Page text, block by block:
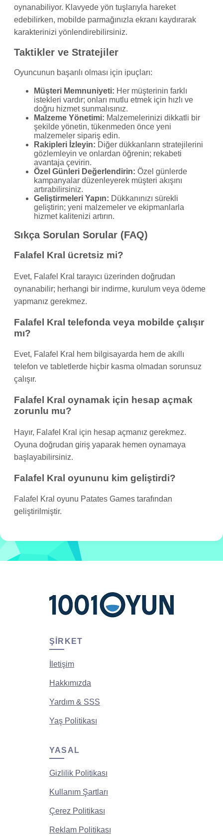
oynanabiliyor. Klavyede yön tuşlarıyla hareket
edebilirken, mobilde parmağınızla ekranı kaydırarak
karakterinizi yönlendirebilirsiniz.
Taktikler ve Stratejiler
Oyuncunun başarılı olması için ipuçları:
Müşteri Memnuniyeti: Her müşterinin farklı
istekleri vardır; onları mutlu etmek için hızlı ve
doğru hizmet sunmalısınız.
Malzeme Yönetimi: Malzemelerinizi dikkatli bir
şekilde yönetin, tükenmeden önce yeni
malzemeler sipariş edin.
Rakipleri İzleyin: Diğer dükkanların stratejilerini
gözlemleyin ve onlardan öğrenin; rekabeti
avantaja çevirin.
Özel Günleri Değerlendirin: Özel günlerde
kampanyalar düzenleyerek müşteri akışını
artırabilirsiniz.
Geliştirmeleri Yapın: Dükkanınızı sürekli
geliştirin; yeni malzemeler ve ekipmanlarla
hizmet kalitenizi artırın.
Sıkça Sorulan Sorular (FAQ)
Falafel Kral ücretsiz mi?
Evet, Falafel Kral tarayıcı üzerinden doğrudan
oynanabilir; herhangi bir indirme, kurulum veya ödeme
yapmanız gerekmez.
Falafel Kral telefonda veya mobilde çalışır
mı?
Evet, Falafel Kral hem bilgisayarda hem de akıllı
telefon ve tabletlerde hiçbir kasma olmadan sorunsuz
çalışır.
Falafel Kral oynamak için hesap açmak
zorunlu mu?
Hayır, Falafel Kral için hesap açmanız gerekmez.
Oyuna doğrudan giriş yaparak hemen oynamaya
başlayabilirsiniz.
Falafel Kral oyununu kim geliştirdi?
Falafel Kral oyunu Patates Games tarafından
geliştirilmiştir.
ŞIRKET
İletişim
Hakkımızda
Yardım & SSS
Yaş Politikası
YASAL
Gizlilik Politikası
Kullanım Şartları
Çerez Politikası
Reklam Politikası